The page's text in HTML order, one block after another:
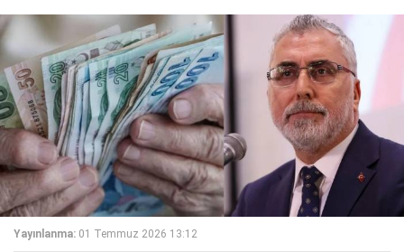
Yayınlanma: 01 Temmuz 2026 13:12